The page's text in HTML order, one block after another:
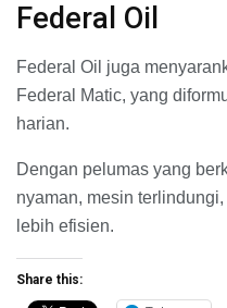
Federal Oil
Federal Oil juga
Federal Matic, yang
harian.
Dengan pelumas yang
nyaman, mesin
lebih efisien.
Share this: